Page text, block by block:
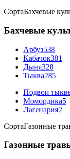
СортаБахчевые
Бахчевые
Арбуз538
Кабачок381
Дыня328
Тыква285
Подвои
Момордика5
Лагенария2
СортаГазонные
Газонные